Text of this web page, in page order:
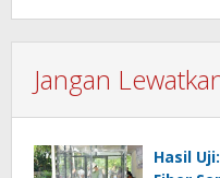
Jangan
Hasil